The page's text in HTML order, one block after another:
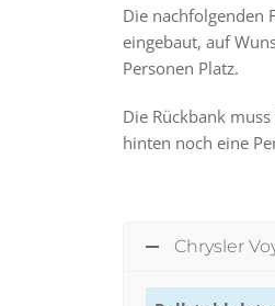
Die nachfolgenden
eingebaut, auf
Personen Platz.
Die Rückbank
hinten noch eine
Chrysler